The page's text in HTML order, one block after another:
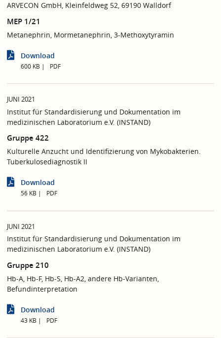
ARVECON GmbH, Kleinfeldweg 52, 69190 Walldorf
MEP 1/21
Metanephrin, Mormetanephrin, 3-Methoxytyramin
Download
600 KB PDF
JUNI 2021
Institut für Standardisierung und Dokumentation im
medizinischen Laboratorium e.V. (INSTAND)
Gruppe 422
Kulturelle Anzucht und Identifizierung von Mykobakterien.
Tuberkulosediagnostik II
Download
56 KB PDF
JUNI 2021
Institut für Standardisierung und Dokumentation im
medizinischen Laboratorium e.V. (INSTAND)
Gruppe 210
Hb-A, Hb-F, Hb-S, Hb-A2, andere Hb-Varianten,
Befundinterpretation
Download
43 KB PDF